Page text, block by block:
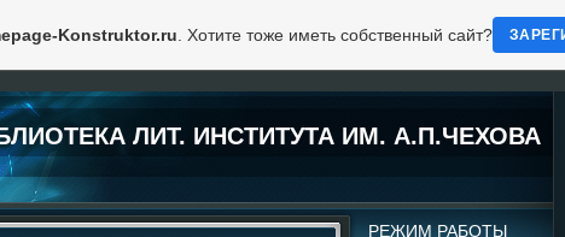
ЛИТ. ИНСТИТУТА ИМ. А.П.ЧЕХОВА
РЕЖИМ РАБОТЫ
Konstruktor.ru . Хотите тоже иметь собственный сайт?